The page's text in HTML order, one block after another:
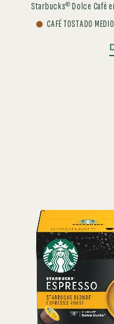
Starbucks® Dolce Café
CAFÉ TOSTADO